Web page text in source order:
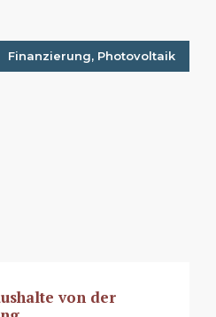
Finanzierung, Photovoltaik
von der